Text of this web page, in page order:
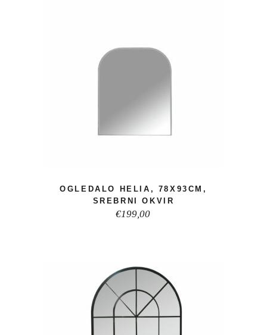
OGLEDALO HELIA, 78X93CM,
SREBRNI OKVIR
€199,00